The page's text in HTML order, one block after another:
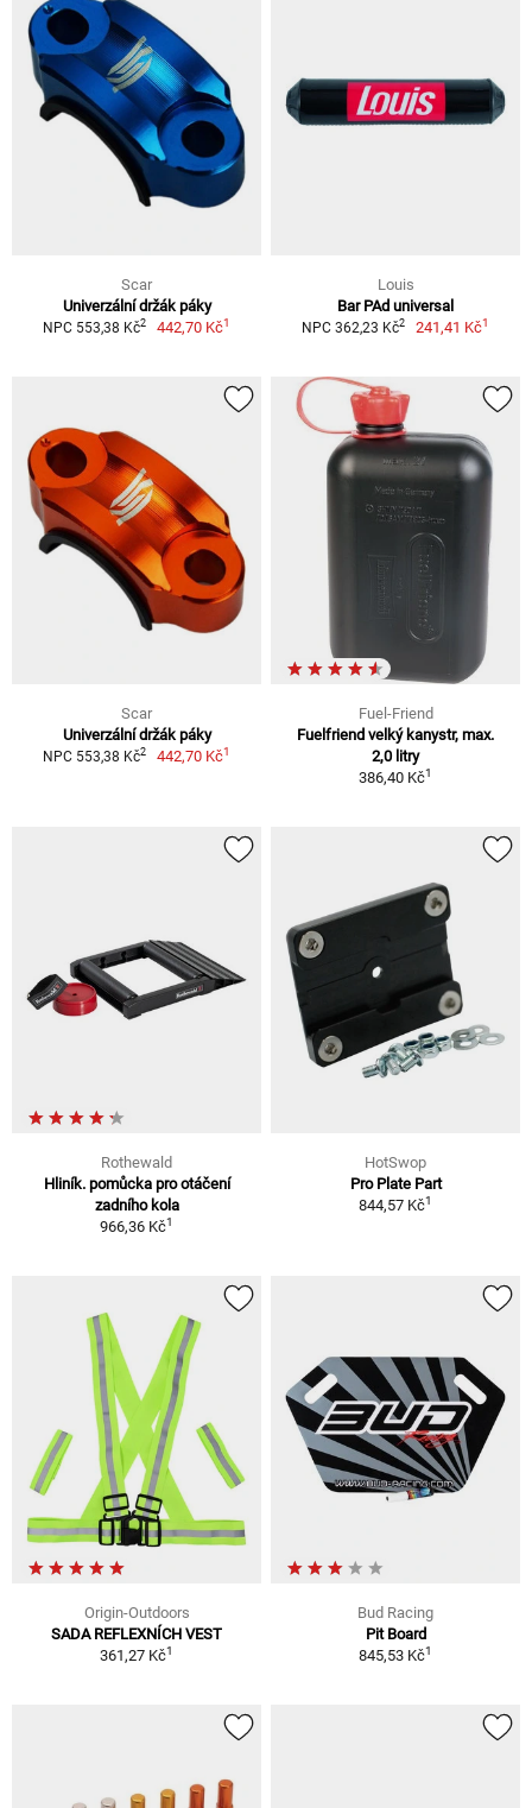
Scar
Univerzální držák páky
NPC 553,38 Kč2 442,70 Kč1
Louis
Bar PAd universal
NPC 362,23 Kč2 241,41 Kč1
Scar
Univerzální držák páky
NPC 553,38 Kč2 442,70 Kč1
Fuel-Friend
Fuelfriend velký kanystr, max.
2,0 litry
386,40 Kč1
Rothewald
Hliník. pomůcka pro otáčení
zadního kola
966,36 Kč1
HotSwop
Pro Plate Part
844,57 Kč1
Origin-Outdoors
SADA REFLEXNÍCH VEST
361,27 Kč1
Bud Racing
Pit Board
845,53 Kč1